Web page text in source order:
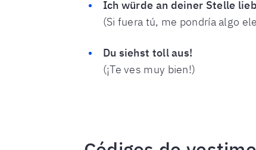
Ich würde an deiner Stelle
(Si fuera tú, me pondría algo
Du siehst toll aus!
(¡Te ves muy bien!)